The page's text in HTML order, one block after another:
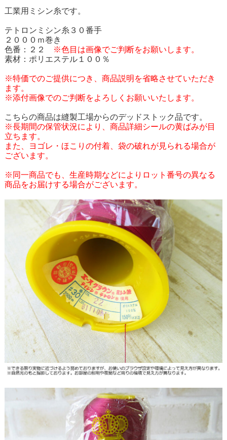
工業用ミシン糸です。
テトロンミシン糸３０番手
２０００ｍ巻き
色番：２２
※色目は画像でご判断をお願いします。
素材：ポリエステル１００％
※特価でのご提供につき、商品説明を省略させていただき
ます。
※添付画像でのご判断をよろしくお願いいたします。
こちらの商品は縫製工場からのデッドストック品です。
※長期間の保管状況により、商品詳細シールの黄ばみが目
立ちます。
また、ヨゴレ・ほこりの付着、袋の破れが見られる場合が
ございます。
※同一商品でも、生産時期などによりロット番号の異なる
商品をお届けする場合がございます。